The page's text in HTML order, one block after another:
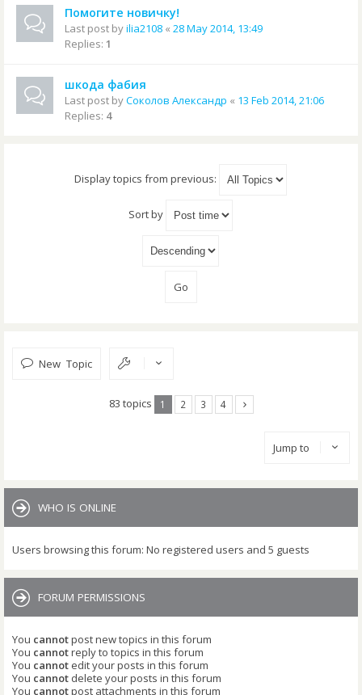
Помогите новичку!
Last post byilia2108 « 28 May 2014, 13:49
Replies: 1
шкода фабия
Last post byСоколов Александр « 13 Feb 2014, 21:06
Replies: 4
Display topics from previous:
Sort by
New Topic
83 topics 1 2 3 4
Jump to
WHO IS ONLINE
Users browsing this forum: No registered users and 5 guests
FORUM PERMISSIONS
You cannotpost new topics in this forum
You cannotreply to topics in this forum
You cannot edit your posts in this forum
You cannot delete your posts in this forum
You cannotpost attachments in this forum